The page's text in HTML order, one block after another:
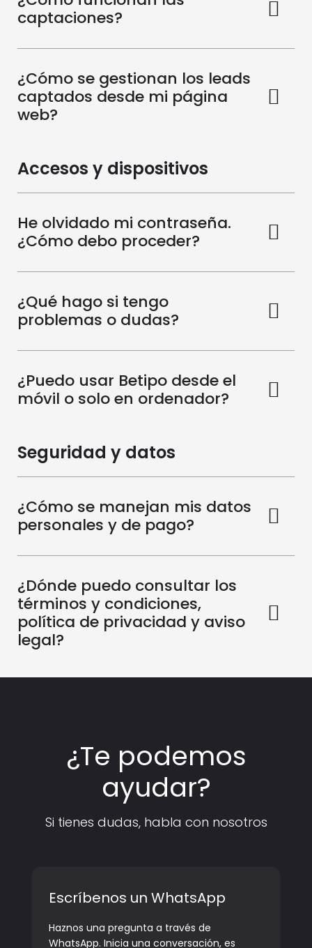
captaciones?
¿Cómo se gestionan los leads
captados desde mi página
web?
Accesos y dispositivos
He olvidado mi contraseña.
¿Cómo debo proceder?
¿Qué hago si tengo
problemas o dudas?
¿Puedo usar Betipo desde el
móvil o solo en ordenador?
Seguridad y datos
¿Cómo se manejan mis datos
personales y de pago?
¿Dónde puedo consultar los
términos y condiciones,
política de privacidad y aviso
legal?
¿Te podemos
ayudar?
Si tienes dudas, habla con nosotros
Escríbenos un WhatsApp
Haznos una pregunta a través de
WhatsApp. Inicia una conversación, es